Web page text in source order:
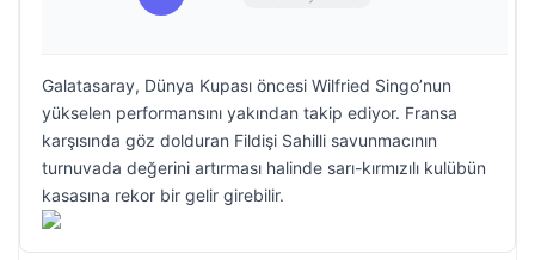
Galatasaray, Dünya Kupası öncesi Wilfried Singo’nun
yükselen performansını yakından takip ediyor. Fransa
karşısında göz dolduran Fildişi Sahilli savunmacının
turnuvada değerini artırması halinde sarı-kırmızılı kulübün
kasasına rekor bir gelir girebilir.